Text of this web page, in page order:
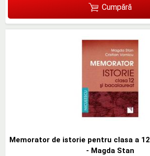
Cumpără
Memorator de istorie pentru clasa a
- Magda Stan